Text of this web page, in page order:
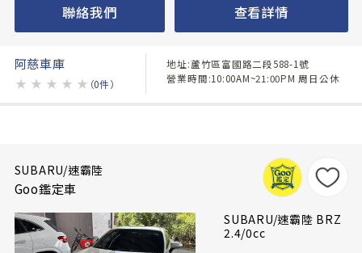
聯絡我們 查看詳情
阿慈車庫
★ ★ ★ ★ ★ （0件）
地址:蘆竹區富國路二段588-1號
營業時間:10:00AM~21:00PM 周日公休
SUBARU/速霸陸
Goo鑑定車
SUBARU/速霸陸 BRZ
2.4/0cc